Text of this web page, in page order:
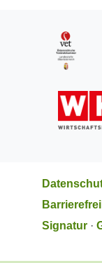
Signatur ·